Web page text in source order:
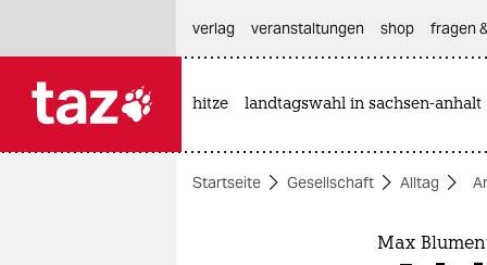
themen
verlag
veranstaltungen shop fragen
hitze landtagswahl in sachsen-anhalt
Startseite Gesellschaft Alltag
Max